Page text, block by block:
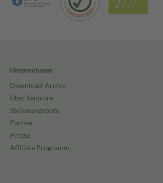
Unternehmen
Download-Archiv
Über Sanicare
Stellenangebote
Partner
Presse
Affiliate Programm